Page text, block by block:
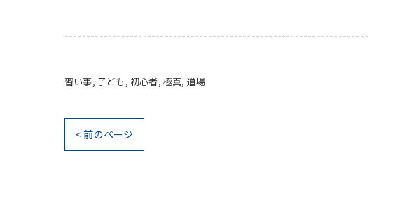
----------------------------------------------------------------------
習い事 子ども 初心者 極真 道場
< 前のページ